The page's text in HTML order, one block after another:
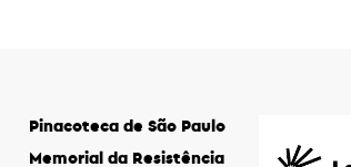
Pinacoteca de São Paulo
Memorial da Resistência